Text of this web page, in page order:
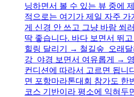
닝하면서 볼 수 있는 뷰 중에
적으로는 여기가 제일 자주 가
게 신경 안 쓰고 그냥 바람 쐬
딱 좋습니다. 바다 보면서 뛰
힐링 달리기 → 철길숲 오래
강 야경 보면서 여유롭게 →
컨디션에 따라서 고르면 됩니
면 포항마라톤대회 참가도 한
코스 기반이라 평소에 익혀두